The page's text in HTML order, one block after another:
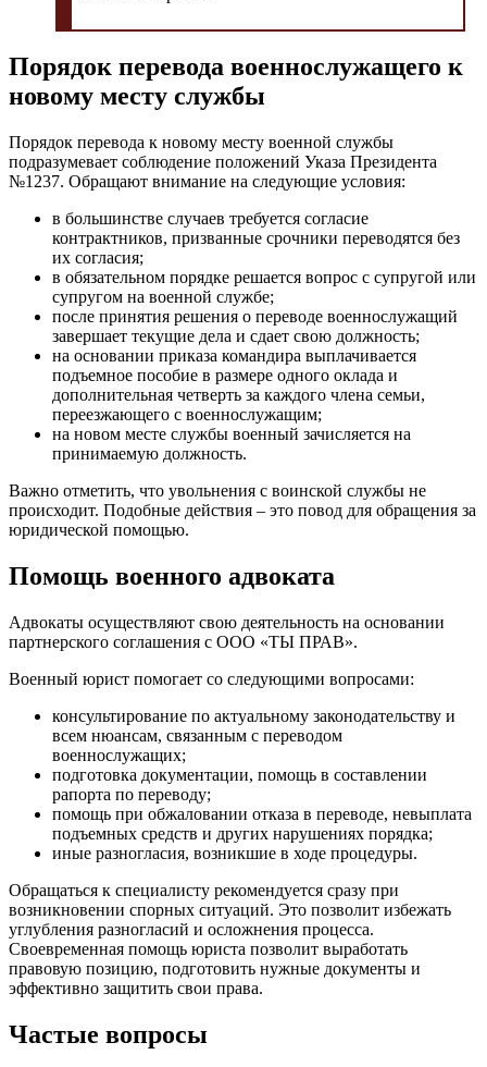
Порядок перевода военнослужащего к
новому месту службы
Порядок перевода к новому месту военной службы
подразумевает соблюдение положений Указа Президента
№1237. Обращают внимание на следующие условия:
в большинстве случаев требуется согласие
контрактников, призванные срочники переводятся без
их согласия;
в обязательном порядке решается вопрос с супругой или
супругом на военной службе;
после принятия решения о переводе военнослужащий
завершает текущие дела и сдает свою должность;
на основании приказа командира выплачивается
подъемное пособие в размере одного оклада и
дополнительная четверть за каждого члена семьи,
переезжающего с военнослужащим;
на новом месте службы военный зачисляется на
принимаемую должность.
Важно отметить, что увольнения с воинской службы не
происходит. Подобные действия – это повод для обращения за
юридической помощью.
Помощь военного адвоката
Адвокаты осуществляют свою деятельность на основании
партнерского соглашения с ООО «ТЫ ПРАВ».
Военный юрист помогает со следующими вопросами:
консультирование по актуальному законодательству и
всем нюансам, связанным с переводом
военнослужащих;
подготовка документации, помощь в составлении
рапорта по переводу;
помощь при обжаловании отказа в переводе, невыплата
подъемных средств и других нарушениях порядка;
иные разногласия, возникшие в ходе процедуры.
Обращаться к специалисту рекомендуется сразу при
возникновении спорных ситуаций. Это позволит избежать
углубления разногласий и осложнения процесса.
Своевременная помощь юриста позволит выработать
правовую позицию, подготовить нужные документы и
эффективно защитить свои права.
Частые вопросы